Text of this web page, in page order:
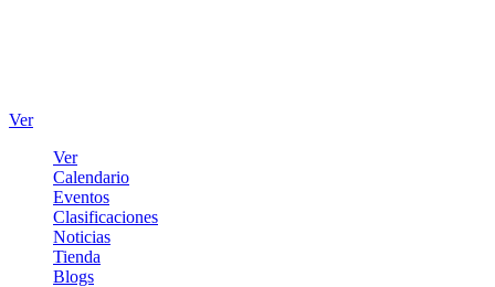
Ver
Ver
Calendario
Eventos
Clasificaciones
Noticias
Tienda
Blogs